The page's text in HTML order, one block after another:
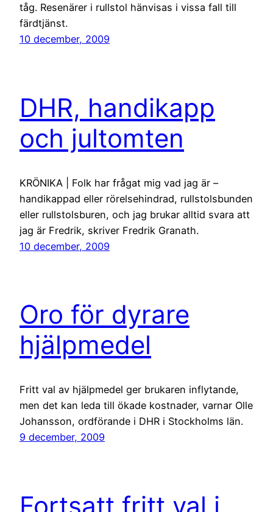
tåg. Resenärer i rullstol hänvisas i vissa fall till
färdtjänst.
10 december, 2009
DHR, handikapp
och jultomten
KRÖNIKA | Folk har frågat mig vad jag är –
handikappad eller rörelsehindrad, rullstolsbunden
eller rullstolsburen, och jag brukar alltid svara att
jag är Fredrik, skriver Fredrik Granath.
10 december, 2009
Oro för dyrare
hjälpmedel
Fritt val av hjälpmedel ger brukaren inflytande,
men det kan leda till ökade kostnader, varnar Olle
Johansson, ordförande i DHR i Stockholms län.
9 december, 2009
Fortsatt fritt val i